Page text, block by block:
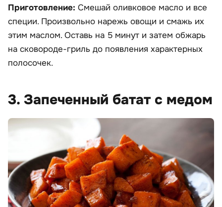
Приготовление: Смешай оливковое масло и все
специи. Произвольно нарежь овощи и смажь их
этим маслом. Оставь на 5 минут и затем обжарь
на сковороде-гриль до появления характерных
полосочек.
3. Запеченный батат с медом